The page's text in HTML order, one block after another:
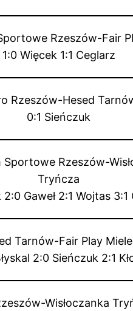
Rzeszów-Fair
1:0 Więcek 1:1 Ceglarz
Rzeszów-Hesed
0:1 Sieńczuk
Sportowe Rzeszów-
Tryńcza
2:0 Gaweł 2:1 Wojtas
Tarnów-Fair Play
2:0 Sieńczuk 2:1
Wisłoczanka